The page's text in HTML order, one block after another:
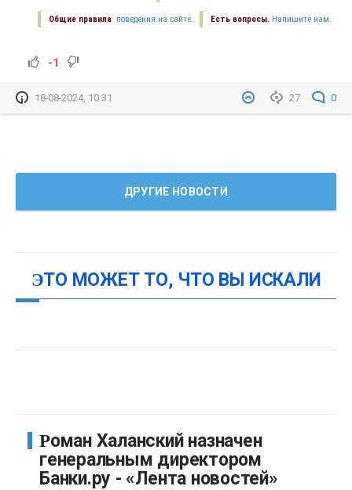
Есть вопросы. Напишите нам.
Общие правила поведения на сайте.
-1
27 0
18-08-2024, 10:31
ДРУГИЕ НОВОСТИ
ЭТО МОЖЕТ ТО, ЧТО ВЫ ИСКАЛИ
Роман Халанский назначен
генеральным директором
Банки.ру - «Лента новостей»